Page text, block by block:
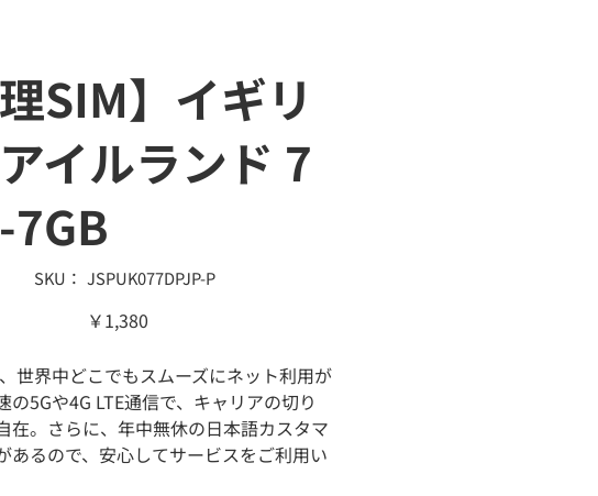
理SIM】イギリ
イルランド 7
7GB
SKU：
SKU：
JSPUK077DPJP-
JSPUK077DPJP-P
価
格
￥1,380
世界中どこでもスムーズにネット利用が
の5Gや4G LTE通信で、キャリアの切り
在。さらに、年中無休の日本語カスタマ
あるので、安心してサービスをご利用い